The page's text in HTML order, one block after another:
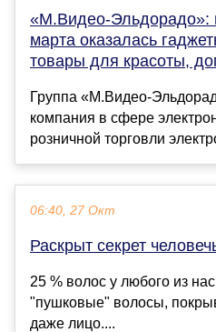
«М.Видео-Эльдорадо»:
марта оказалась
товары для красоты,
Группа «М.Видео-
компания в сфере
розничной торговли
06:40, 27 Окт
Раскрыт секрет
25 % волос у любого из
"пушковые" волосы,
даже лицо....